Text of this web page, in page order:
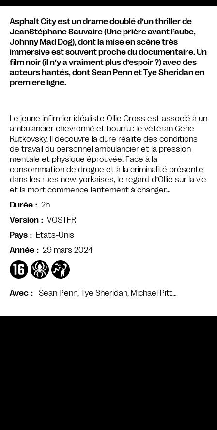
Avec Sean Penn, Tye Sheridan, Michael Pitt…
Asphalt City est un drame doublé d’un thriller de
JeanStéphane Sauvaire (Une prière avant l’aube,
Johnny Mad Dog), dont la mise en scène très
immersive est souvent proche du documentaire. Un
film noir (il n’y a vraiment plus d’espoir ?) avec des
acteurs hantés, dont Sean Penn et Tye Sheridan en
première ligne.
Le jeune infirmier idéaliste Ollie Cross est associé à un
ambulancier chevronné et bourru : le vétéran Gene
Rutkovsky. Il découvre la dure réalité des conditions
de travail du personnel ambulancier et la pression
mentale et physique éprouvée. Face à la
consommation de drogue et à la criminalité présente
dans les rues new-yorkaises, le regard d’Ollie sur la vie
et la mort commence lentement à changer…
Durée
2h
Version
VOSTFR
Pays
Etats-Unis
Année
29 mars 2024